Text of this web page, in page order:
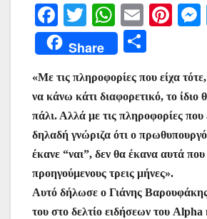
F
a
c
e
b
o
o
k
T
w
itt
er
W
h
at
s
A
p
p
E
m
ai
l
Pi
e
st
Share
ρ
α
σ
τε
ίτ
ε
«Με τις πληροφορίες που είχα
να κάνω κάτι διαφορετικό, το ίδιο
πάλι. Αλλά με τις πληροφορίες
δηλαδή γνώριζα ότι ο
έκανε “ναι”, δεν θα έκανα αυτά
προηγούμενους τρεις μήνες».
Αυτό δήλωσε ο Γιάνης
του στο δελτίο ειδήσεων του Alpha